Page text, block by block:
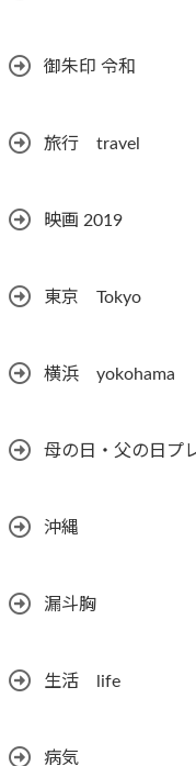
御朱印 令和
旅行 travel
映画 2019
東京 Tokyo
横浜 yokohama
母の日・父の日プ
沖縄
漏斗胸
生活 life
病気